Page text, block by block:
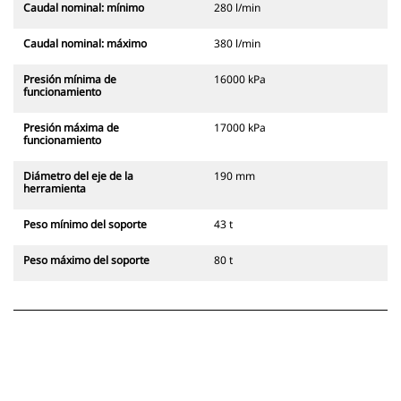
Caudal nominal: mínimo 280 l/min
Caudal nominal: máximo 380 l/min
Presión mínima de
funcionamiento
16000 kPa
Presión máxima de
funcionamiento
17000 kPa
Diámetro del eje de la
herramienta
190 mm
Peso mínimo del soporte 43 t
Peso máximo del soporte 80 t